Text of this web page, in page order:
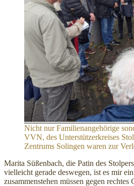
Nicht nur Familienangehörige
VVN, des Unterstützerkreises
Zentrums Solingen waren zur
Marita Süßenbach, die Patin des
vielleicht gerade deswegen, ist es mir
zusammenstehen müssen gegen